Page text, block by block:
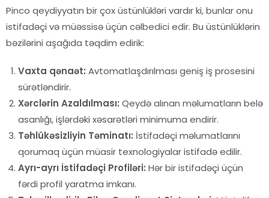
Pinco qeydiyyatın bir çox üstünlükləri vardır ki, bunlar onu
istifadəçi və müəssisə üçün cəlbedici edir. Bu üstünlüklərin
bəzilərini aşağıda təqdim edirik:
Vaxta qənaət: Avtomatlaşdırılması geniş iş prosesini
sürətləndirir.
Xərclərin Azaldılması: Qeydə alınan məlumatların belə
asanlığı, işlərdəki xəsarətləri minimuma endirir.
Təhlükəsizliyin Təminatı: İstifadəçi məlumatlarını
qorumaq üçün müasir texnologiyalar istifadə edilir.
Ayrı-ayrı İstifadəçi Profiləri: Hər bir istifadəçi üçün
fərdi profil yaratma imkanı.